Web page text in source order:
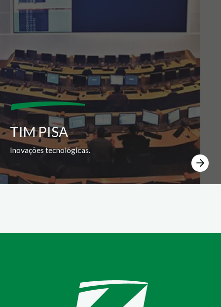
TIM PISA
Inovações tecnológicas.